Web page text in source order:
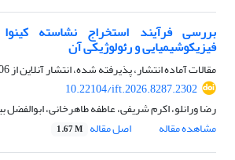
بررسی فرآیند استخراج نشاسته
فیزیکوشیمیایی و رئولوژیکی آن
مقالات آماده انتشار، پذیرفته شده، انتشار آنلاین از06
10.22104/ift.2026.8287.2302
رضا ورانلو، اکرم شریفی، عاطفه طاهرخانی، ابوالفضل
مشاهده مقاله
اصل مقاله 1.67 M